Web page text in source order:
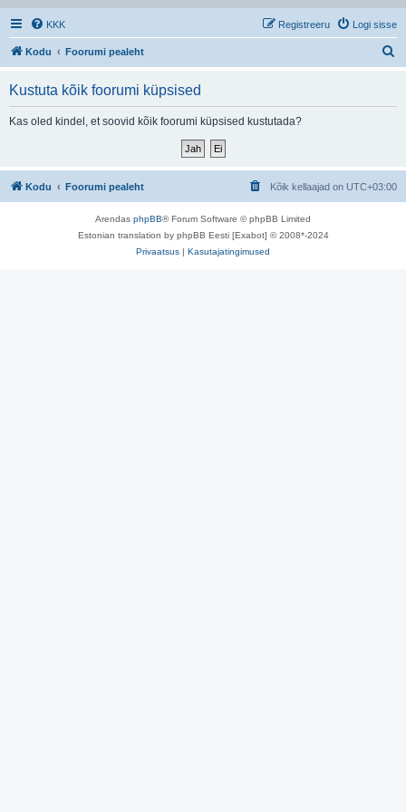
KKK Logi sisse
Registreeru
Kodu Foorumi pealeht
Kustuta kõik foorumi küpsised
Kas oled kindel, et soovid kõik foorumi küpsised kustutada?
Kodu Foorumi pealeht Kõik kellaajad on UTC+03:00
Arendas phpBB® Forum Software © phpBB Limited
Estonian translation by phpBB Eesti [Exabot] © 2008*-2024
Privaatsus | Kasutajatingimused